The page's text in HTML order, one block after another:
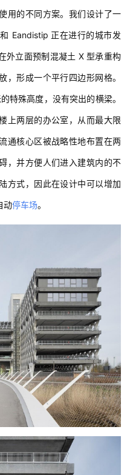
用的不同方案。我们设计了一
Eandistip 正在进行的城市发
外立面预制混凝土 X 型承重构
，形成一个平行四边形网格。
特殊高度，没有突出的横梁。
上两层的办公室，从而最大限
通核心区被战略性地布置在两
，并方便人们进入建筑内的不
方式，因此在设计中可以增加
动停车场。